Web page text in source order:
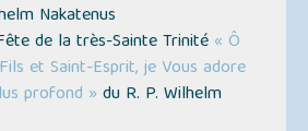
Nakatenus
de la très-Sainte Trinité « Ô
et Saint-Esprit, je Vous adore
profond » du R. P. Wilhelm